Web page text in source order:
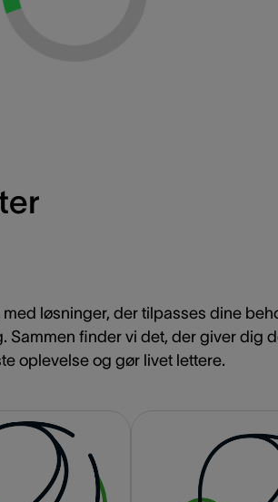
løsninger, der tilpasses dine
Sammen finder vi det, der giver dig
oplevelse og gør livet lettere.